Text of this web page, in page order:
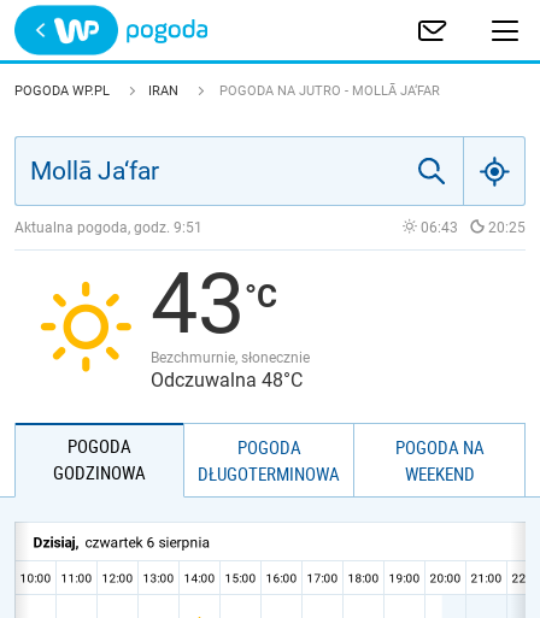
Trwa ładowanie
POLSKA
POGODA WP.PL IRAN POGODA NA JUTRO - MOLLĀ JA‘FAR
Aktualna pogoda, godz. 9:51 06:43 20:25
43
Bezchmurnie, słonecznie
Odczuwalna 48°C
POGODA
GODZINOWA
POGODA
DŁUGOTERMINOWA
POGODA NA
WEEKEND